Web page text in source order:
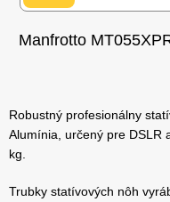
Manfrotto
Robustný profesionálny
Alumínia, určený pre DSLR
kg.
Trubky statívových nôh